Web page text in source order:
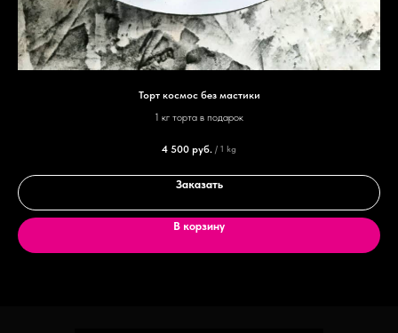
Торт космос без мастики
1 кг торта в подарок
4 500 руб. / 1 kg
Заказать
В корзину